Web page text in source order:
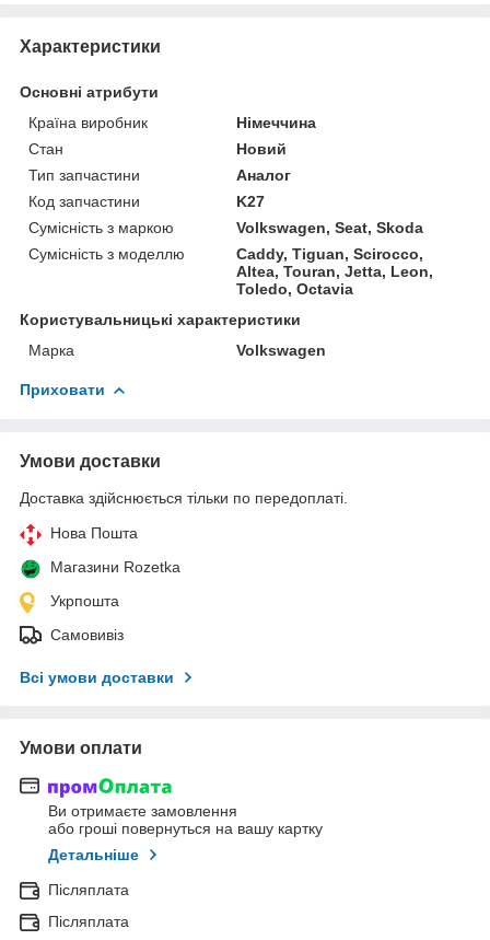
Характеристики
Основні атрибути
Країна виробник
Німеччина
Стан
Новий
Тип запчастини
Аналог
Код запчастини
K27
Сумісність з маркою
Volkswagen, Seat, Skoda
Сумісність з моделлю
Caddy, Tiguan, Scirocco,
Altea, Touran, Jetta, Leon,
Toledo, Octavia
Користувальницькі характеристики
Марка
Volkswagen
Приховати
Умови доставки
Доставка здійснюється тільки по передоплаті.
Нова Пошта
Магазини Rozetka
Укрпошта
Самовивіз
Всі умови доставки
Умови оплати
Ви отримаєте замовлення
або гроші повернуться на вашу картку
Детальніше
Післяплата
Післяплата